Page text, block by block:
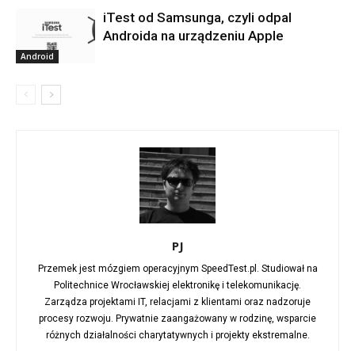
Android
iTest od Samsunga, czyli odpal
Androida na urządzeniu Apple
PJ
Przemek jest mózgiem operacyjnym SpeedTest.pl. Studiował na
Politechnice Wrocławskiej elektronikę i telekomunikację.
Zarządza projektami IT, relacjami z klientami oraz nadzoruje
procesy rozwoju. Prywatnie zaangażowany w rodzinę, wsparcie
różnych działalności charytatywnych i projekty ekstremalne.